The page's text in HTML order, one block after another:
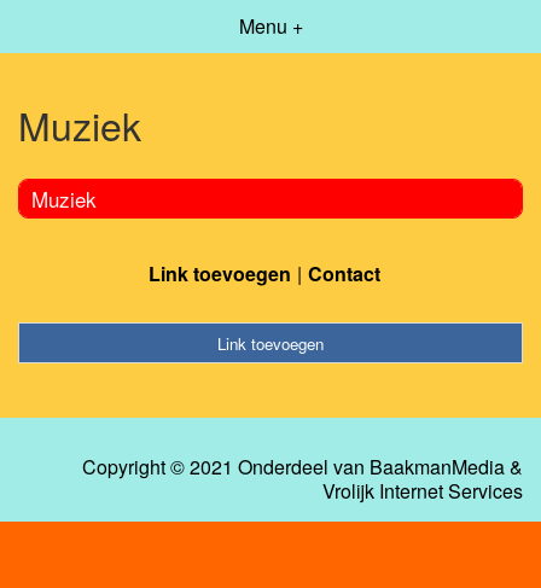
Menu +
Muziek
Muziek
Link toevoegen Contact
Link toevoegen
Copyright © 2021 Onderdeel van BaakmanMedia&
Vrolijk Internet Services